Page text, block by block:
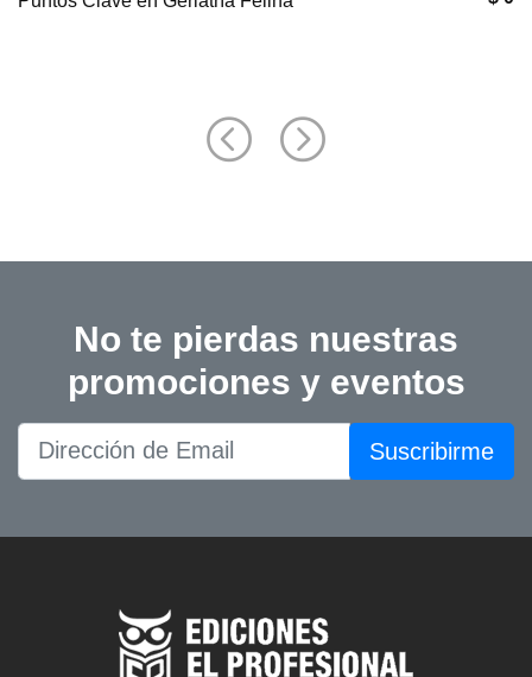
No te pierdas nuestras
promociones y eventos
Suscribirme